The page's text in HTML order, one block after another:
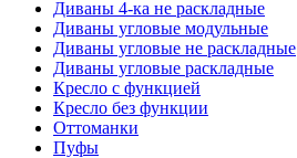
Диваны 4-ка не раскладные
Диваны угловые модульные
Диваны угловые не раскладные
Диваны угловые раскладные
Кресло с функцией
Кресло без функции
Оттоманки
Пуфы